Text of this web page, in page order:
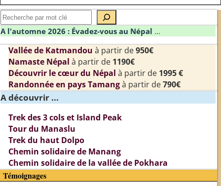
A l'automne 2026 : Évadez-vous au Népal ...
Vallée de Katmandou à partir de950€
Namaste Népal à partir de 1190€
Découvrir le cœur du Népal à partir de 1995 €
Randonnée en pays Tamangà partir de790€
A découvrir ...
Trek des 3 cols et Island Peak
Tour du Manaslu
Trek du haut Dolpo
Chemin solidaire de Manang
Chemin solidaire de la vallée de Pokhara
Témoignages